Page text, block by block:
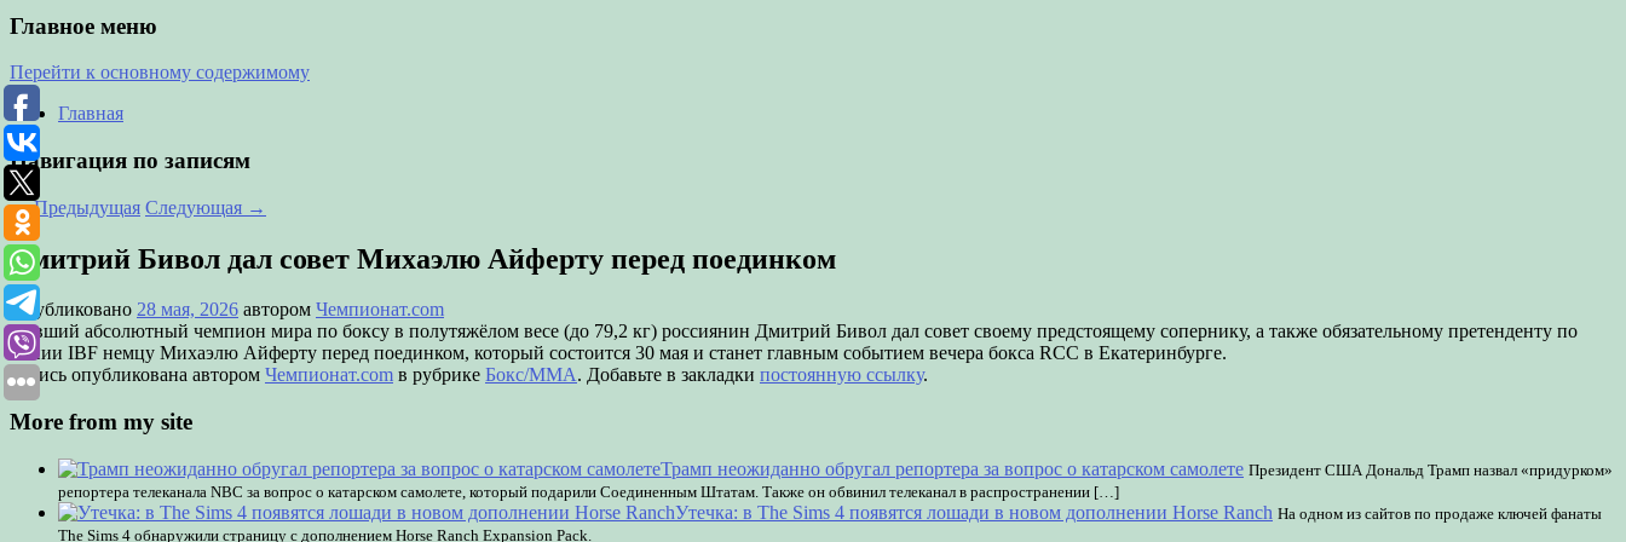
Главное меню
Перейти к основному содержимому
Главная
Навигация по записям
←Предыдущая Следующая →
Дмитрий Бивол дал совет Михаэлю Айферту перед поединком
Опубликовано 28 мая, 2026 автором Чемпионат.com
Бывший абсолютный чемпион мира по боксу в полутяжёлом весе (до 79,2 кг) россиянин Дмитрий Бивол дал совет своему предстоящему сопернику, а также обязательному претенденту по
линии IBF немцу Михаэлю Айферту перед поединком, который состоится 30 мая и станет главным событием вечера бокса RCC в Екатеринбурге.
Запись опубликована автором Чемпионат.com в рубрике Бокс/MMA. Добавьте в закладки постоянную ссылку.
More from my site
Трамп неожиданно обругал репортера за вопрос о катарском самолете Президент США Дональд Трамп назвал «придурком»
репортера телеканала NBC за вопрос о катарском самолете, который подарили Соединенным Штатам. Также он обвинил телеканал в распространении […]
Утечка: в The Sims 4 появятся лошади в новом дополнении Horse Ranch На одном из сайтов по продаже ключей фанаты
The Sims 4 обнаружили страницу с дополнением Horse Ranch Expansion Pack.